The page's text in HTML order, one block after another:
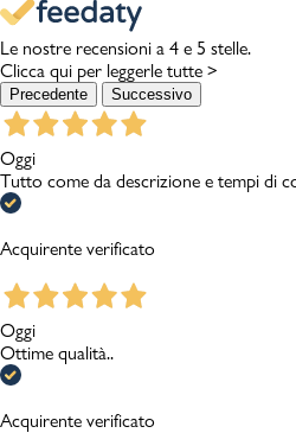
Le nostre recensioni a 4 e 5 stelle.
Clicca qui per leggerle tutte >
Precedente Successivo
Oggi
Tutto come da descrizione e tempi di
Acquirente verificato
Oggi
Ottime qualità..
Acquirente verificato